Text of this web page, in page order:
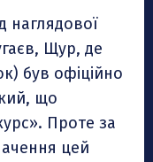
наглядової
Щур, де
був офіційно
що
Проте за
цей